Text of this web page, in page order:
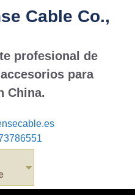
Cable Co.,
profesional de
para
China.